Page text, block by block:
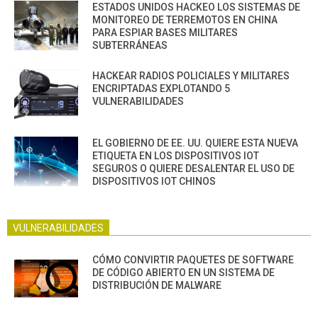
ESTADOS UNIDOS HACKEO LOS SISTEMAS DE
MONITOREO DE TERREMOTOS EN CHINA
PARA ESPIAR BASES MILITARES
SUBTERRÁNEAS
HACKEAR RADIOS POLICIALES Y MILITARES
ENCRIPTADAS EXPLOTANDO 5
VULNERABILIDADES
EL GOBIERNO DE EE. UU. QUIERE ESTA NUEVA
ETIQUETA EN LOS DISPOSITIVOS IOT
SEGUROS O QUIERE DESALENTAR EL USO DE
DISPOSITIVOS IOT CHINOS
VULNERABILIDADES
CÓMO CONVIRTIR PAQUETES DE SOFTWARE
DE CÓDIGO ABIERTO EN UN SISTEMA DE
DISTRIBUCIÓN DE MALWARE